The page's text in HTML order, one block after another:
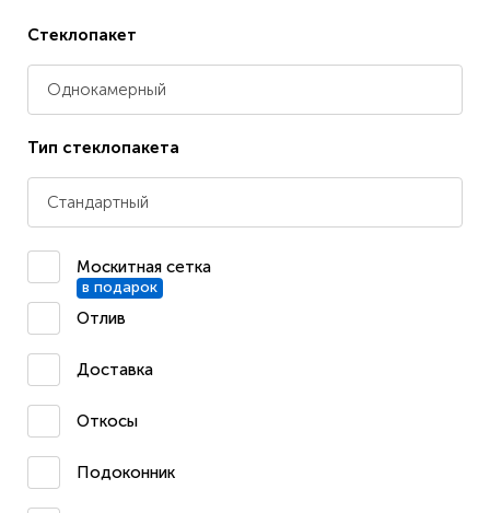
Стеклопакет
Однокамерный
Тип стеклопакета
Стандартный
Москитная сетка
в подарок
Отлив
Доставка
Откосы
Подоконник